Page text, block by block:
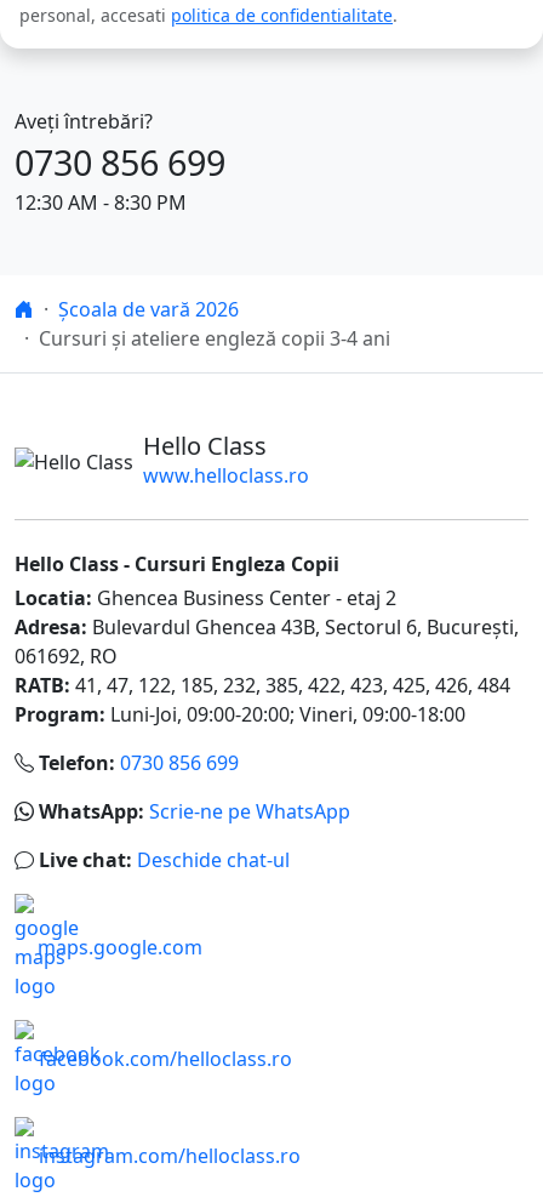
personal, accesati politica de confidentialitate.
Aveţi întrebări?
0730 856 699
12:30 AM - 8:30 PM
Hello Class
Școala de vară 2026
Cursuri și ateliere engleză copii 3-4 ani
Hello Class
www.helloclass.ro
Hello Class - Cursuri Engleza Copii
Locatia: Ghencea Business Center - etaj 2
Adresa: Bulevardul Ghencea 43B, Sectorul 6, Bucureşti,
061692, RO
RATB: 41, 47, 122, 185, 232, 385, 422, 423, 425, 426, 484
Program: Luni-Joi, 09:00-20:00; Vineri, 09:00-18:00
Telefon: 0730 856 699
WhatsApp: Scrie-ne pe WhatsApp
Live chat: Deschide chat-ul
maps.google.com
facebook.com/helloclass.ro
instagram.com/helloclass.ro